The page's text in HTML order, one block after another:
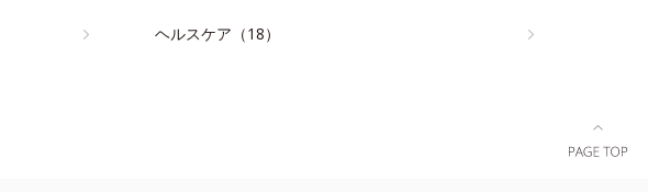
ヘルスケア（18）